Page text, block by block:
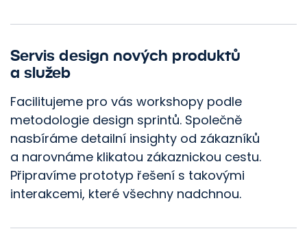
Servis design nových produktů
a služeb
Facilitujeme pro vás workshopy podle
metodologie design sprintů. Společně
nasbíráme detailní insighty od zákazníků
a narovnáme klikatou zákaznickou cestu.
Připravíme prototyp řešení s takovými
interakcemi, které všechny nadchnou.